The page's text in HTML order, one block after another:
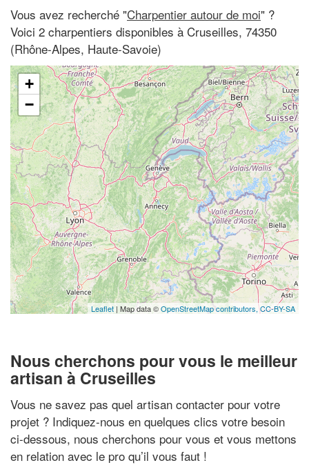
Vous avez recherché "Charpentier autour de moi" ?
Voici 2 charpentiers disponibles à Cruseilles, 74350
(Rhône-Alpes, Haute-Savoie)
+
−
Leaflet | Map data ©OpenStreetMap contributors,CC-BY-SA
Nous cherchons pour vous le meilleur
artisan à Cruseilles
Vous ne savez pas quel artisan contacter pour votre
projet ? Indiquez-nous en quelques clics votre besoin
ci-dessous, nous cherchons pour vous et vous mettons
en relation avec le pro qu’il vous faut !